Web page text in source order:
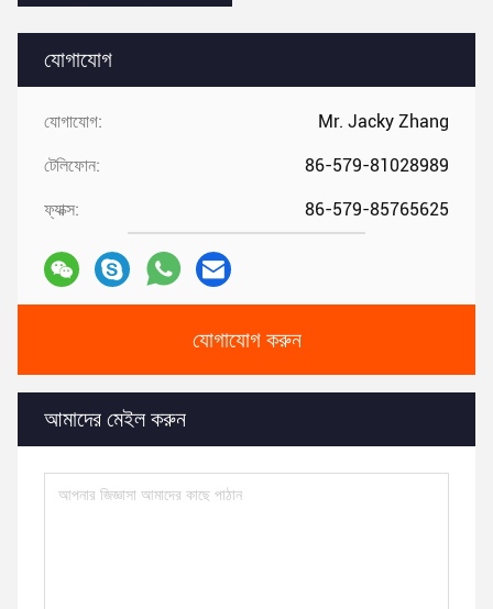
যোগাযোগ
যোগাযোগ: Mr. Jacky Zhang
টেলিফোন: 86-579-81028989
ফ্যাক্স: 86-579-85765625
যোগাযোগ করুন
আমাদের মেইল ​​করুন